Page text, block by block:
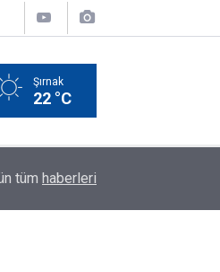
Şırnak
22 °C
Kapılan Şırnaklı Küçük Miraç
tüm haberleri